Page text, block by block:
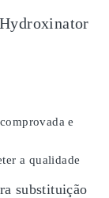
e
a qualidade
substituição